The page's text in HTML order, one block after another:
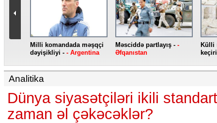
Milli komandada məşqçi
dəyişikliyi - - Argentina
Məsciddə partlayış - -
Əfqanıstan
Külli
Analitika
Dünya siyasətçiləri ikili
zaman əl çəkəcəklər?